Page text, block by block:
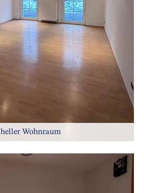
heller Wohnraum